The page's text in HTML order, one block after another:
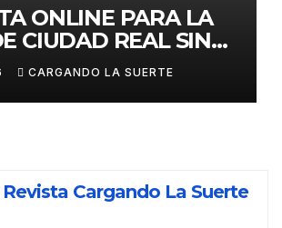
ONLINE PARA LA
CIUDAD REAL SIN
DE GESTION HASTA
CARGANDO LA SUERTE
Cargando La Suerte